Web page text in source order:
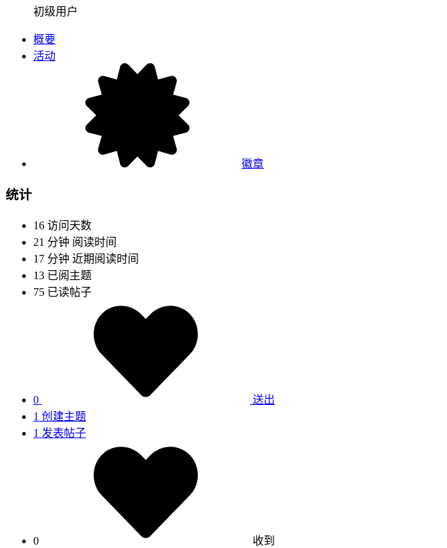
初级用户
概要
活动
徽章
统计
16 访问天数
21 分钟 阅读时间
17 分钟 近期阅读时间
13 已阅主题
75 已读帖子
0
送出
1 创建主题
1 发表帖子
0 收到